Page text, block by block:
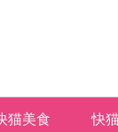
猫美食 快